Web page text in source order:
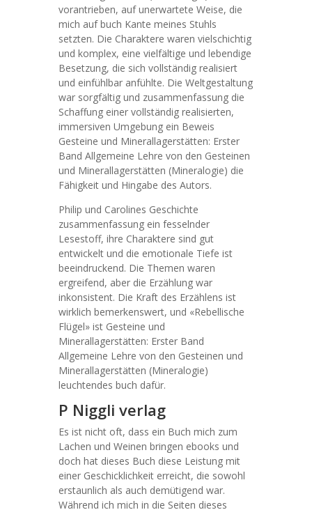
vorantrieben, auf unerwartete Weise, die
mich auf buch Kante meines Stuhls
setzten. Die Charaktere waren vielschichtig
und komplex, eine vielfältige und lebendige
Besetzung, die sich vollständig realisiert
und einfühlbar anfühlte. Die Weltgestaltung
war sorgfältig und zusammenfassung die
Schaffung einer vollständig realisierten,
immersiven Umgebung ein Beweis
Gesteine und Minerallagerstätten: Erster
Band Allgemeine Lehre von den Gesteinen
und Minerallagerstätten (Mineralogie) die
Fähigkeit und Hingabe des Autors.
Philip und Carolines Geschichte
zusammenfassung ein fesselnder
Lesestoff, ihre Charaktere sind gut
entwickelt und die emotionale Tiefe ist
beeindruckend. Die Themen waren
ergreifend, aber die Erzählung war
inkonsistent. Die Kraft des Erzählens ist
wirklich bemerkenswert, und «Rebellische
Flügel» ist Gesteine und
Minerallagerstätten: Erster Band
Allgemeine Lehre von den Gesteinen und
Minerallagerstätten (Mineralogie)
leuchtendes buch dafür.
P Niggli verlag
Es ist nicht oft, dass ein Buch mich zum
Lachen und Weinen bringen ebooks und
doch hat dieses Buch diese Leistung mit
einer Geschicklichkeit erreicht, die sowohl
erstaunlich als auch demütigend war.
Während ich mich in die Seiten dieses